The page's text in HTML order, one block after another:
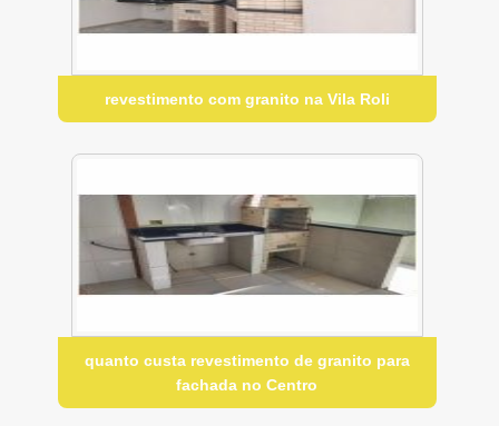
revestimento com granito na Vila Roli
quanto custa revestimento de granito para
fachada no Centro